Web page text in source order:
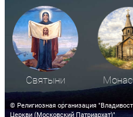
Святыни
© Религиозная организация
Церкви (Московский Патриархат)"